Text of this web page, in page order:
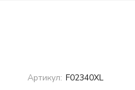
Артикул: F02340XL